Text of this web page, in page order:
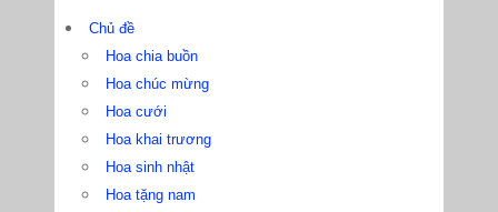
Chủ đề
Hoa chia buồn
Hoa chúc mừng
Hoa cưới
Hoa khai trương
Hoa sinh nhật
Hoa tặng nam